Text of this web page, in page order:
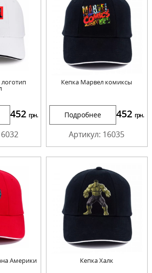
452 грн.
Кепка Марвел комиксы
Подробнее 452 грн.
Артикул: 16035
Америки Кепка Халк